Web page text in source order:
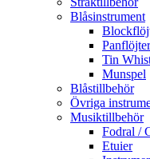
Blåsinstrument
Panflöjter
Tin
Munspel
Blåstillbehör
Övriga
Musiktillbehör
Fodral /
Etuier